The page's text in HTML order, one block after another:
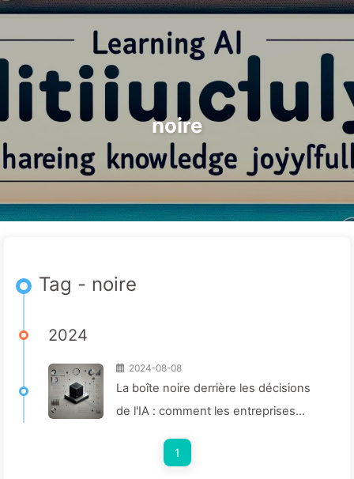
Rechercher Accueil Archives Tags
Catégories Liens À propos 🇫🇷 Français
noire
Tag - noire
2024
2024-08-08
La boîte noire derrière les décisions
de l'IA : comment les entreprises
et remodeler leurs processus
1